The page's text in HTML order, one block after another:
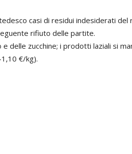
casi di residui indesiderati del
rifiuto delle partite.
delle zucchine; i prodotti laziali si
€/kg).